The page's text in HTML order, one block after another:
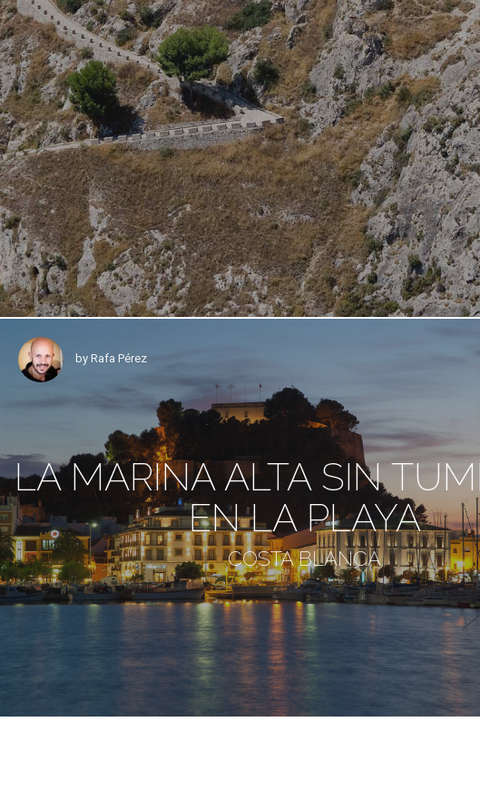
by Rafa Pérez
LA MARINA ALTA SIN
EN LA PLAYA
COSTA BLANCA